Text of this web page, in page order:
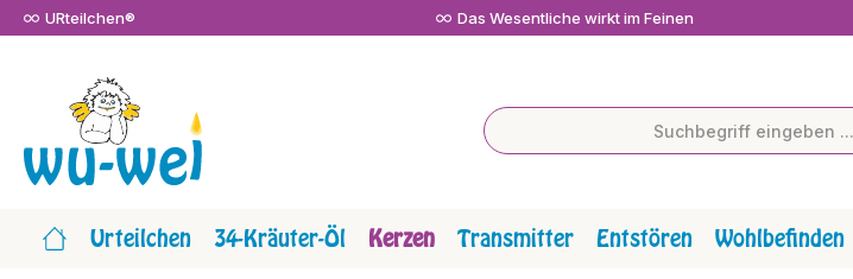
Hauptinhalt springen
Zur Suche springen
Zur Hauptnavigation springen
URteilchen® Das Wesentliche wirkt im Feinen
Urteilchen 34-Kräuter-Öl Kerzen Transmitter Entstören Wohlbefinden